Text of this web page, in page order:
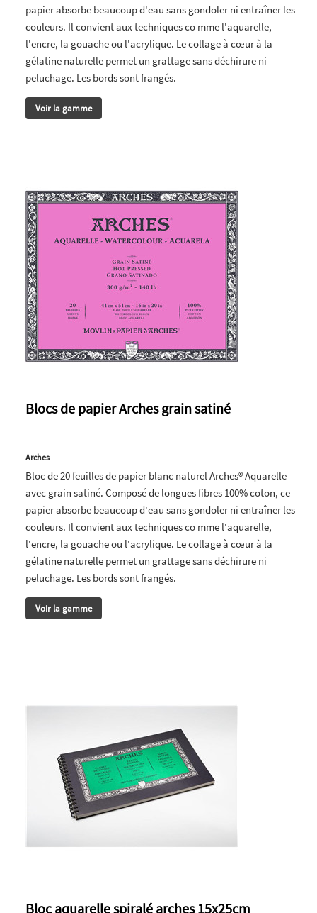
papier absorbe beaucoup d'eau sans gondoler ni entraîner les
couleurs. Il convient aux techniques co mme l'aquarelle,
l'encre, la gouache ou l'acrylique. Le collage à cœur à la
gélatine naturelle permet un grattage sans déchirure ni
peluchage. Les bords sont frangés.
Voir la gamme
Blocs de papier Arches grain satiné
Arches
Bloc de 20 feuilles de papier blanc naturel Arches® Aquarelle
avec grain satiné. Composé de longues fibres 100% coton, ce
papier absorbe beaucoup d'eau sans gondoler ni entraîner les
couleurs. Il convient aux techniques co mme l'aquarelle,
l'encre, la gouache ou l'acrylique. Le collage à cœur à la
gélatine naturelle permet un grattage sans déchirure ni
peluchage. Les bords sont frangés.
Voir la gamme
Bloc aquarelle spiralé arches 15x25cm